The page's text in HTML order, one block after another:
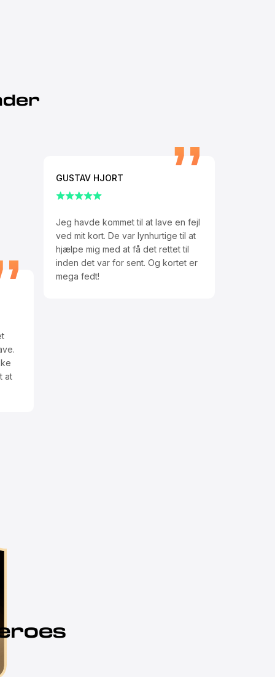
at
GUSTAV HJORT
Jeg havde kommet til at lave en fejl
ved mit kort. De var lynhurtige til at
hjælpe mig med at få det rettet til
inden det var for sent. Og kortet er
mega fedt!